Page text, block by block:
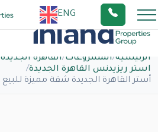
ENG
الرئيسية/المشروعات/القاهرة الجديدة New Cairo
استر ريزيدنس القاهرة الجديدة/
أستر القاهرة الجديدة شقة مميزة للبيع 149 متر احجز الآن